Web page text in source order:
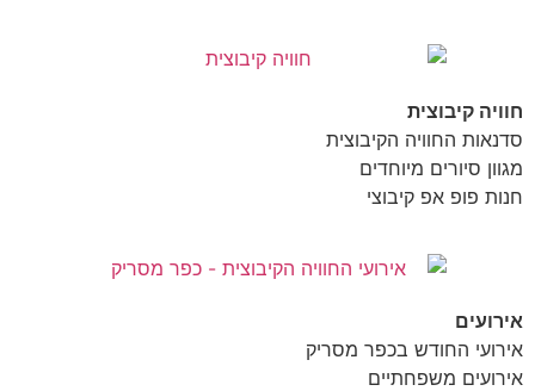
חוויה קיבוצית
סדנאות החוויה הקיבוצית
מגוון סיורים מיוחדים
חנות פופ אפ קיבוצי
אירועים
אירועי החודש בכפר מסריק
אירועים משפחתיים